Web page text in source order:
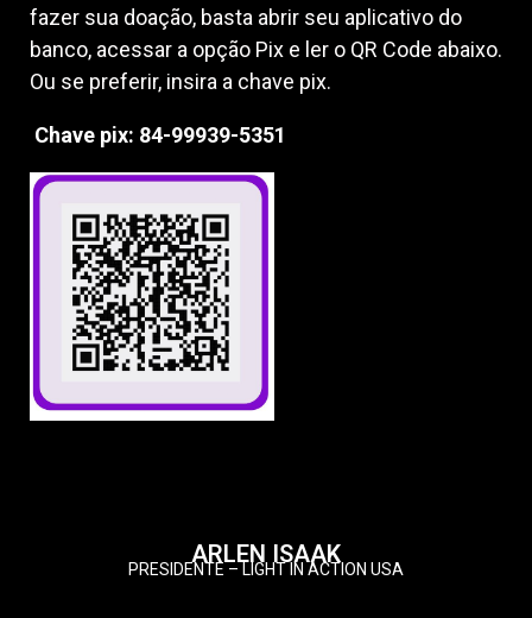
fazer sua doação, basta abrir seu aplicativo do
banco, acessar a opção Pix e ler o QR Code abaixo.
Ou se preferir, insira a chave pix.
Chave pix: 84-99939-5351
ARLEN ISAAK
PRESIDENTE – LIGHT IN ACTION USA